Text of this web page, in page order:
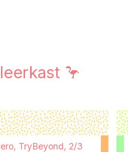
🦩
TryBeyond, 2/3